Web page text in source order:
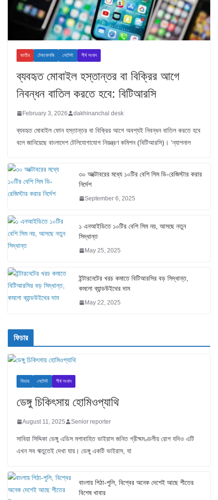
জাতীয় টেকনোলজি লেটেস্ট শীর্ষ সংবাদ
ব্যবহৃত মোবাইল হস্তান্তর বা বিক্রির আগে
নিবন্ধন বাতিল করতে হবে: বিটিআরসি
February 3, 2026 dakhinanchal desk
ব্যবহৃত মোবাইল ফোন হস্তান্তর বা বিক্রির আগে অবশ্যই নিবন্ধন বাতিল করতে হবে
বলে জানিয়েছে বাংলাদেশ টেলিযোগাযোগ নিয়ন্ত্রণ কমিশন (বিটিআরসি)। ‘ন্যাশনাল
৩০ অক্টোবরের মধ্যে ১০টির বেশি সিম ডি-রেজিস্টার করার
নির্দেশ
September 6, 2025
১ এনআইডিতে ১০টির বেশি সিম নয়, আসছে নতুন
সিদ্ধান্ত
May 25, 2025
ইন্টারনেটের খরচ কমাতে বিটিআরসির বড় সিদ্ধান্ত,
কমলো ব্যান্ডউইথের দাম
May 22, 2025
ফিচার
ফিচার লেটেস্ট শীর্ষ সংবাদ
ডেঙ্গু চিকিৎসায় হোমিওপ্যাথি
August 11, 2025 Senior reporter
সাবিয়া সিদ্দিকা ডেঙ্গু এডিস মশাবাহিত ভাইরাস জনিত গ্রীষ্মমণ্ডলীয় রোগ যদিও এটি
এখন সব ঋতুতেই দেখা যায়। ডেঙ্গু একটি ভাইরাস, যা
বাংলায় পিঠা-পুলি, বিশ্বের অনেক দেশেই আছে শীতের
বিশেষ খাবার